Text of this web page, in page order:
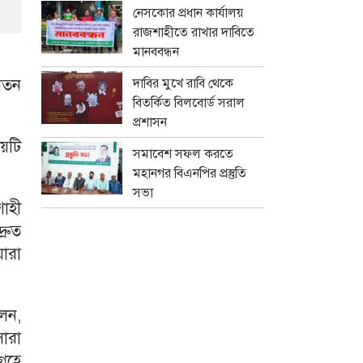
নেসকোর প্রধান কার্যালয়
রাজশাহীতে রাখার দাবিতে
মানববন্ধন
দাবির মুখে রাবি থেকে
বিতর্কিত বিলবোর্ড সরাল
প্রশাসন
সমাবেশ সফল করতে
মহানগর বিএনপির প্রস্তুতি
সভা